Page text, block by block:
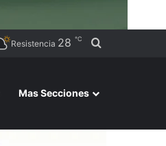
Resistencia 28 ℃ Buscar por
Mas Secciones